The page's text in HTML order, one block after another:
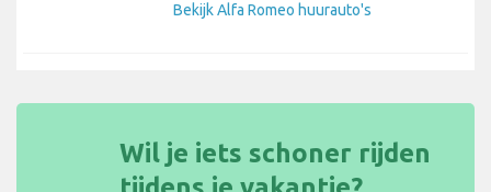
Bekijk Alfa Romeo huurauto's
Wil je iets schoner rijden